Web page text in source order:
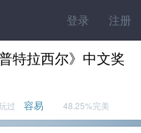
登录 注册
特拉西尔》中文奖
过 容易 48.25%完美